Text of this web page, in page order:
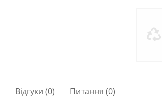
Відгуки (0) Питання (0)